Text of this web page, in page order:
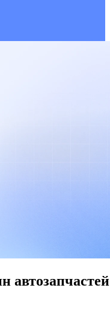
автозапчастей